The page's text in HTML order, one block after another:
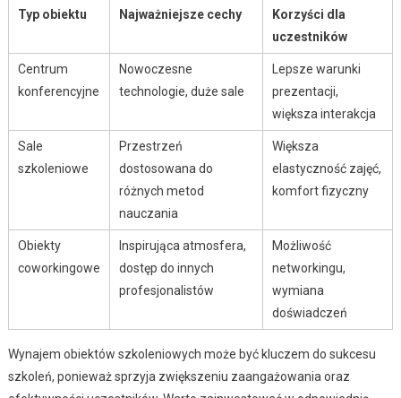
Typ obiektu Najważniejsze cechy
Korzyści dla
uczestników
Centrum
konferencyjne
Nowoczesne
technologie, duże sale
Lepsze warunki
prezentacji,
większa interakcja
Sale
szkoleniowe
Przestrzeń
dostosowana do
różnych metod
nauczania
Większa
elastyczność zajęć,
komfort fizyczny
Obiekty
coworkingowe
Inspirująca atmosfera,
dostęp do innych
profesjonalistów
Możliwość
networkingu,
wymiana
doświadczeń
Wynajem obiektów szkoleniowych może być kluczem do sukcesu
szkoleń, ponieważ sprzyja zwiększeniu zaangażowania oraz